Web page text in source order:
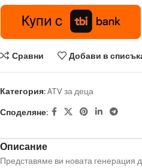
Сравни Добави в
Категория:ATV за деца
Споделяне:
Описание
Представяме ви новата генерация